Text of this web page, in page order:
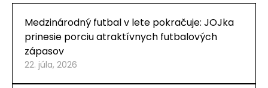
Medzinárodný futbal v lete pokračuje: JOJka
prinesie porciu atraktívnych futbalových
zápasov
22. júla, 2026